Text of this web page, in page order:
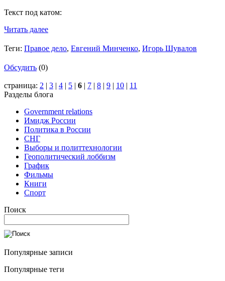
Текст под катом:
Читать далее
Теги: Правое дело, Евгений Минченко, Игорь Шувалов
Обсудить (0)
страница: 2 | 3 | 4 | 5 | 6 | 7 | 8 | 9 | 10 | 11
Разделы блога
Government relations
Имидж России
Политика в России
СНГ
Выборы и политтехнологии
Геополитический лоббизм
График
Фильмы
Книги
Спорт
Поиск
Популярные записи
Популярные теги